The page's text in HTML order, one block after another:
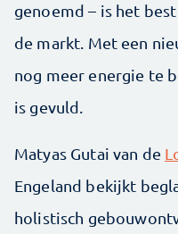
genoemd – is het
de markt. Met een
nog meer energie te
is gevuld.
Matyas Gutai van de
Engeland bekijkt
holistisch